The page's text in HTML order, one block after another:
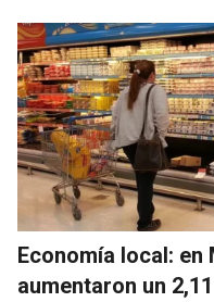
Economía local:
aumentaron un